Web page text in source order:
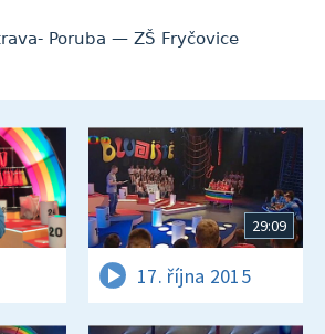
Poruba — ZŠ Fryčovice
29:09
17. října 2015